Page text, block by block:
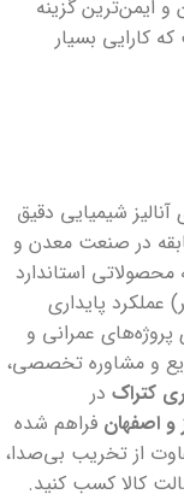
و ایمن‌ترین گزینه
کارایی بسیار
آنالیز شیمیایی دقیق
سال سابقه در صنعت معدن و
استاندارد
پایداری
پروژه‌های عمرانی و
و مشاوره تخصصی،
کتراک در
و اصفهان فراهم شده
از تخریب بی‌صدا،
کالا کسب کنید.